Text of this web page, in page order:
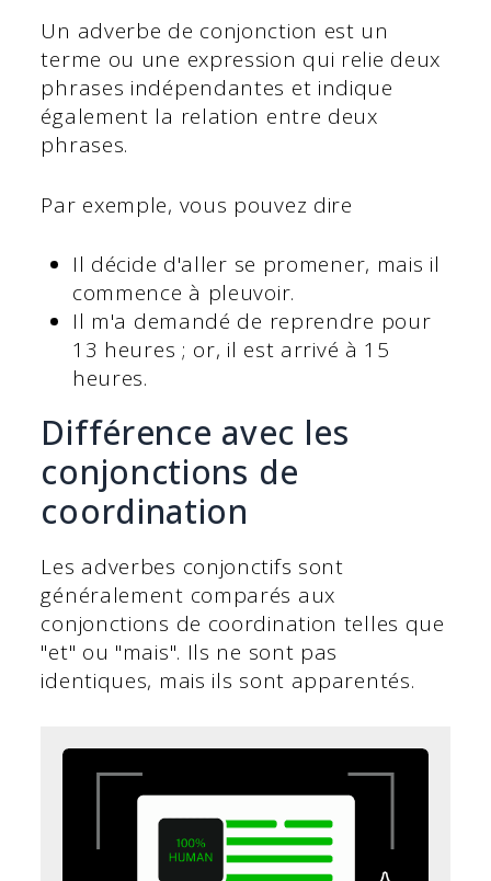
Un adverbe de conjonction est un
terme ou une expression qui relie deux
phrases indépendantes et indique
également la relation entre deux
phrases.
Par exemple, vous pouvez dire
Il décide d'aller se promener, mais il
commence à pleuvoir.
Il m'a demandé de reprendre pour
13 heures ; or, il est arrivé à 15
heures.
Différence avec les
conjonctions de
coordination
Les adverbes conjonctifs sont
généralement comparés aux
conjonctions de coordination telles que
"et" ou "mais". Ils ne sont pas
identiques, mais ils sont apparentés.